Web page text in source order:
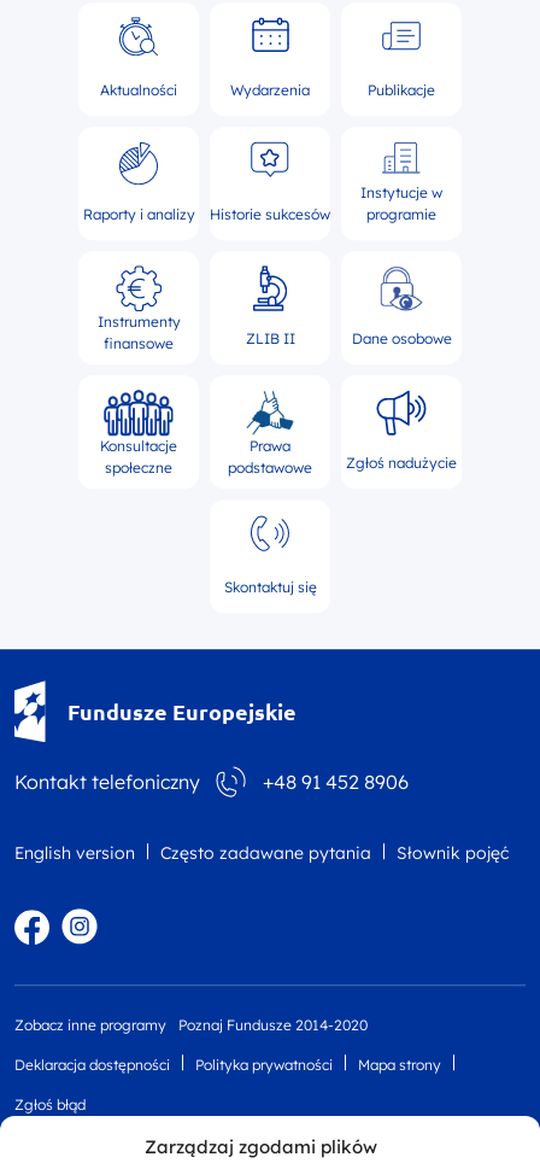
Zarządzaj zgodami plików
Aktualności Wydarzenia Publikacje
Raporty i analizy Historie sukcesów
Instytucje w
programie
Instrumenty
finansowe
ZLIB II Dane osobowe
Konsultacje
społeczne
Prawa
podstawowe
Zgłoś nadużycie
Skontaktuj się
Fundusze Europejskie
Kontakt telefoniczny +48 91 452 8906
English version Często zadawane pytania Słownik pojęć
FacebookInstagram
Zobacz inne programy Poznaj Fundusze 2014-2020
Deklaracja dostępności Polityka prywatności Mapa strony
Zgłoś błąd